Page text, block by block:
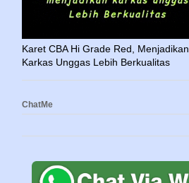
Karet CBA Hi Grade Red, Menjadikan
Karkas Unggas Lebih Berkualitas
ChatMe